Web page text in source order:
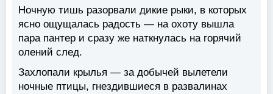
Ночную тишь разорвали дикие рыки, в которых
ясно ощущалась радость — на охоту вышла
пара пантер и сразу же наткнулась на горячий
олений след.
Захлопали крылья — за добычей вылетели
ночные птицы, гнездившиеся в развалинах